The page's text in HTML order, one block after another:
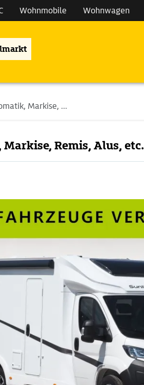
Wohnmobile Wohnwagen
Markise, ...
Remis, Alus, etc.